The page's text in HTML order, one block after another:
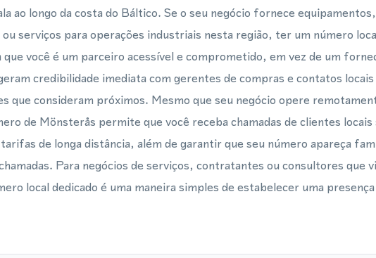
ao longo da costa do Báltico. Se o seu negócio fornece
serviços para operações industriais nesta região, ter um número
você é um parceiro acessível e comprometido, em vez de um
credibilidade imediata com gerentes de compras e contatos
que consideram próximos. Mesmo que seu negócio opere
de Mönsterås permite que você receba chamadas de clientes locais
de longa distância, além de garantir que seu número apareça
Para negócios de serviços, contratantes ou consultores que
local dedicado é uma maneira simples de estabelecer uma